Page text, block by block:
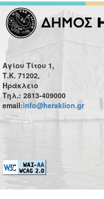
Αγίου Τίτου 1,
Τ.Κ. 71202,
Ηράκλειο
Τηλ.: 2813-409000
email:info@heraklion.gr